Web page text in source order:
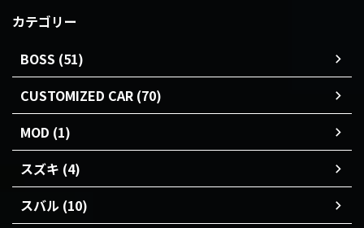
カテゴリー
BOSS (51)
CUSTOMIZED CAR (70)
MOD (1)
スズキ (4)
スバル (10)